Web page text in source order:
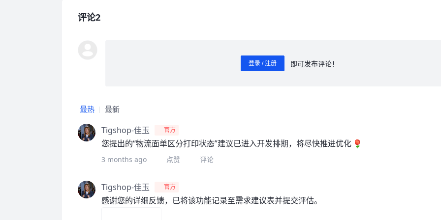
评论2
登录 / 注册
即可发布评论！
最热 最新
Tigshop-佳玉 官方
您提出的“物流面单区分打印状态”建议已进入开发排期，将尽快推进优化
3 months ago 点赞 评论
Tigshop-佳玉 官方
感谢您的详细反馈，已将该功能记录至需求建议表并提交评估。